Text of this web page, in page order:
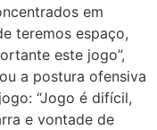
em
teremos espaço,
este jogo”,
a postura ofensiva
“Jogo é difícil,
e vontade de